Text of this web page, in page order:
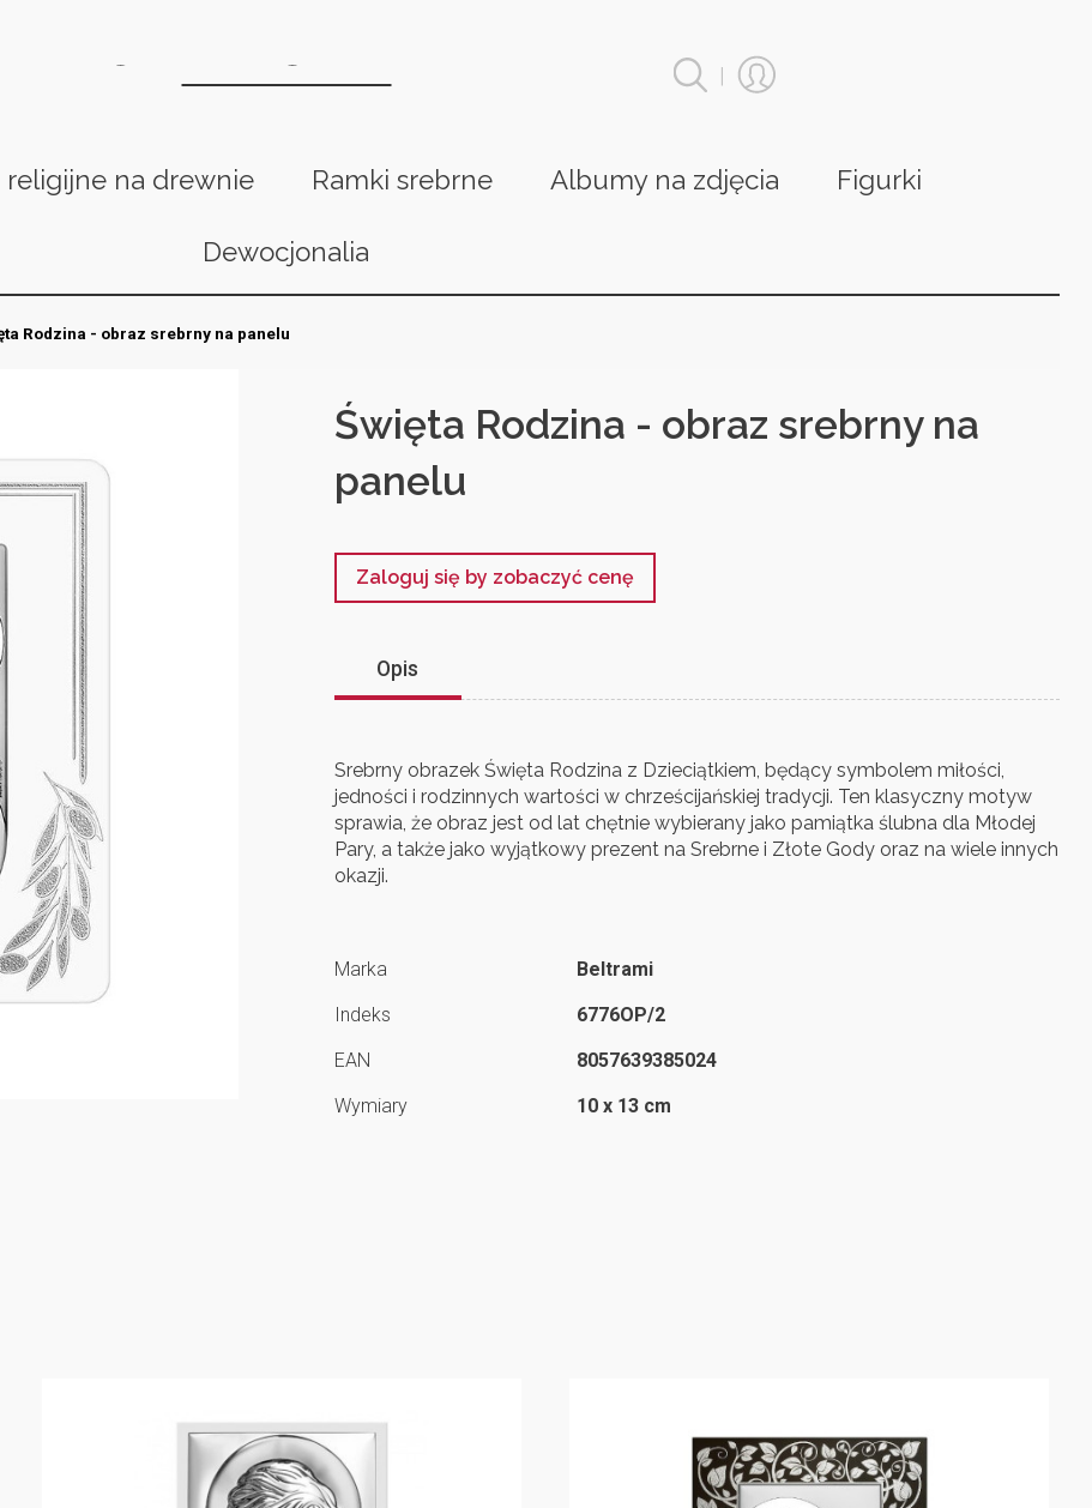
|
religijne na drewnie Ramki srebrne Albumy na zdjęcia Figurki
Dewocjonalia
Rodzina - obraz srebrny na panelu
Święta Rodzina - obraz srebrny na
panelu
Zaloguj się by zobaczyć cenę
Opis
Srebrny obrazek Święta Rodzina z Dzieciątkiem, będący symbolem miłości,
jedności i rodzinnych wartości w chrześcijańskiej tradycji. Ten klasyczny motyw
sprawia, że obraz jest od lat chętnie wybierany jako pamiątka ślubna dla Młodej
Pary, a także jako wyjątkowy prezent na Srebrne i Złote Gody oraz na wiele innych
okazji.
Marka
Beltrami
Indeks
6776OP/2
EAN
8057639385024
Wymiary
10 x 13 cm